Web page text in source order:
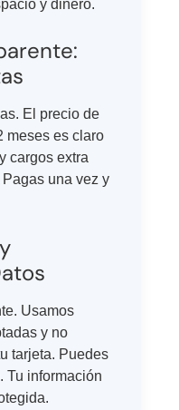
y dinero.
El precio de
meses es claro
cargos extra
una vez y
Usamos
y no
tarjeta. Puedes
Tu información